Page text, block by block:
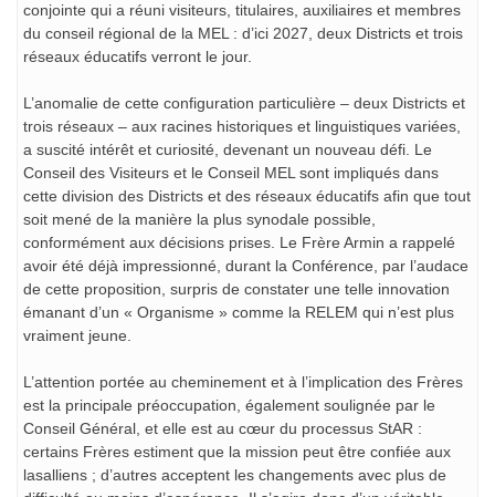
conjointe qui a réuni visiteurs, titulaires, auxiliaires et membres
du conseil régional de la MEL : d’ici 2027, deux Districts et trois
réseaux éducatifs verront le jour.
L’anomalie de cette configuration particulière – deux Districts et
trois réseaux – aux racines historiques et linguistiques variées,
a suscité intérêt et curiosité, devenant un nouveau défi. Le
Conseil des Visiteurs et le Conseil MEL sont impliqués dans
cette division des Districts et des réseaux éducatifs afin que tout
soit mené de la manière la plus synodale possible,
conformément aux décisions prises. Le Frère Armin a rappelé
avoir été déjà impressionné, durant la Conférence, par l’audace
de cette proposition, surpris de constater une telle innovation
émanant d’un « Organisme » comme la RELEM qui n’est plus
vraiment jeune.
L’attention portée au cheminement et à l’implication des Frères
est la principale préoccupation, également soulignée par le
Conseil Général, et elle est au cœur du processus StAR :
certains Frères estiment que la mission peut être confiée aux
lasalliens ; d’autres acceptent les changements avec plus de